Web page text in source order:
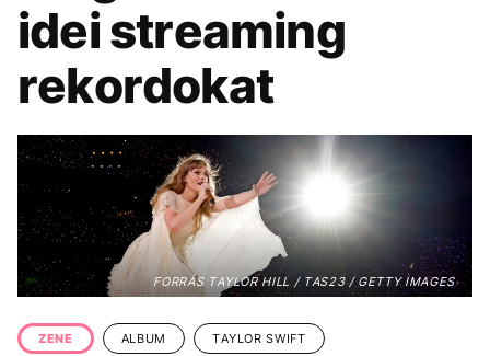
KÖZÉLET UTAZÁS
ÉLETMÓD DESIGN
BESZÉLGETÉSEK ARCOK
VIDEÓ TÖRTÉNETEK
GASZTRO
idei streaming
rekordokat
FORRÁS TAYLOR HILL / TAS23 / GETTY IMAGES
ZENE ALBUM TAYLOR SWIFT